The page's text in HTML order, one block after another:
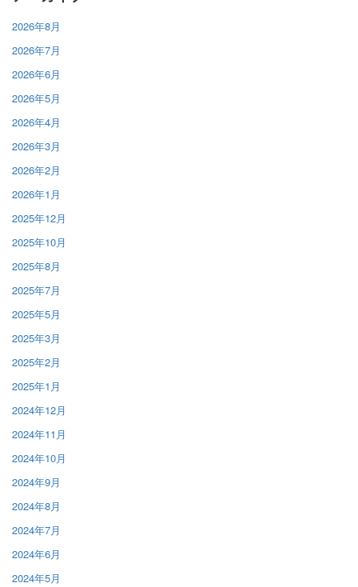
2026年8月
2026年7月
2026年6月
2026年5月
2026年4月
2026年3月
2026年2月
2026年1月
2025年12月
2025年10月
2025年8月
2025年7月
2025年5月
2025年3月
2025年2月
2025年1月
2024年12月
2024年11月
2024年10月
2024年9月
2024年8月
2024年7月
2024年6月
2024年5月